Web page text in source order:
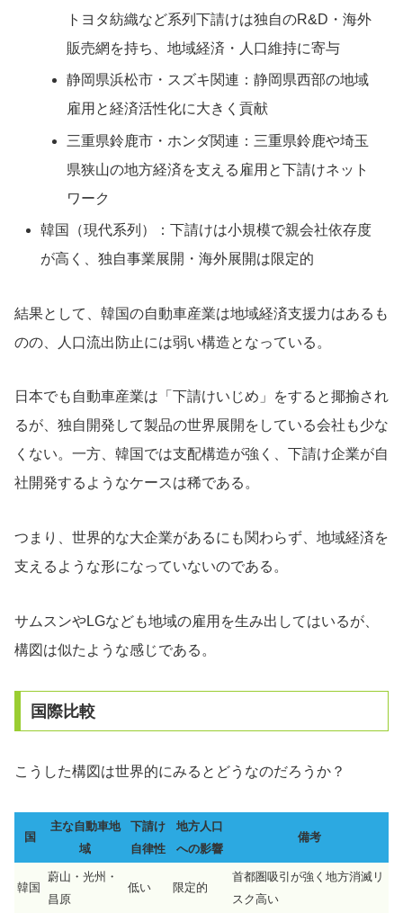
トヨタ紡織など系列下請けは独自のR&D・海外
販売網を持ち、地域経済・人口維持に寄与
静岡県浜松市・スズキ関連：静岡県西部の地域
雇用と経済活性化に大きく貢献
三重県鈴鹿市・ホンダ関連：三重県鈴鹿や埼玉
県狭山の地方経済を支える雇用と下請けネット
ワーク
韓国（現代系列）：下請けは小規模で親会社依存度
が高く、独自事業展開・海外展開は限定的
結果として、韓国の自動車産業は地域経済支援力はあるも
のの、人口流出防止には弱い構造となっている。
日本でも自動車産業は「下請けいじめ」をすると揶揄され
るが、独自開発して製品の世界展開をしている会社も少な
くない。一方、韓国では支配構造が強く、下請け企業が自
社開発するようなケースは稀である。
つまり、世界的な大企業があるにも関わらず、地域経済を
支えるような形になっていないのである。
サムスンやLGなども地域の雇用を生み出してはいるが、
構図は似たような感じである。
国際比較
こうした構図は世界的にみるとどうなのだろうか？
国
主な自動車地
域
下請け
自律性
地方人口
への影響
備考
韓国
蔚山・光州・
昌原
低い 限定的
首都圏吸引が強く地方消滅リ
スク高い